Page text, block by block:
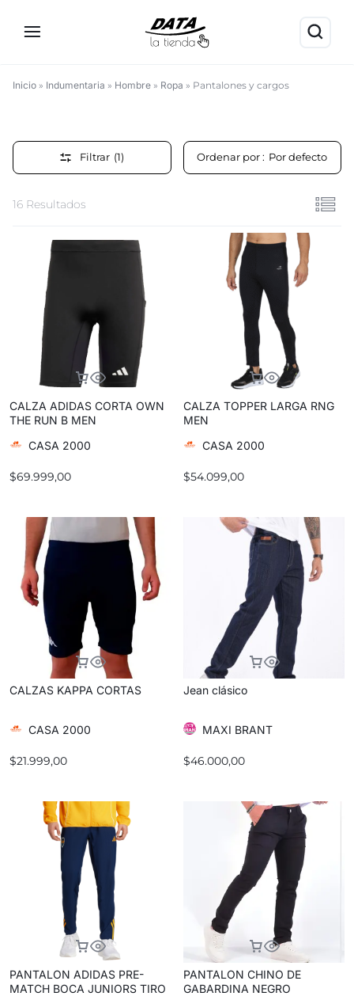
Inicio » Indumentaria » Hombre » Ropa » Pantalones y cargos
Pantalones
y
cargosFiltrar (1) Ordenar por : Por defecto
16 Resultados
CALZA ADIDAS CORTA OWN
THE RUN B MEN
CASA 2000
$69.999,00
CALZA TOPPER LARGA RNG
MEN
CASA 2000
$54.099,00
CALZAS KAPPA CORTAS
CASA 2000
$21.999,00
Jean clásico
MAXI BRANT
$46.000,00
PANTALON ADIDAS PRE-
MATCH BOCA JUNIORS TIRO
PANTALON CHINO DE
GABARDINA NEGRO